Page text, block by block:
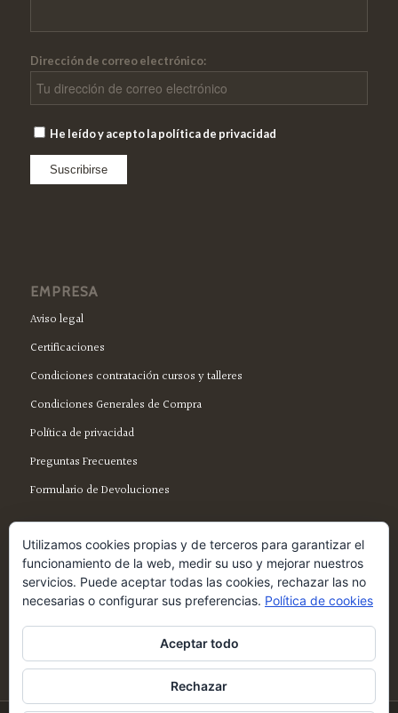
Dirección de correo electrónico:
He leído y acepto la política de privacidad
EMPRESA
Aviso legal
Certificaciones
Condiciones contratación cursos y talleres
Condiciones Generales de Compra
Política de privacidad
Preguntas Frecuentes
Formulario de Devoluciones
SÍGUENOS EN FACEBOOK
Utilizamos cookies propias y de terceros para garantizar el
funcionamiento de la web, medir su uso y mejorar nuestros
servicios. Puede aceptar todas las cookies, rechazar las no
necesarias o configurar sus preferencias. Política de cookies
Aceptar todo
Rechazar